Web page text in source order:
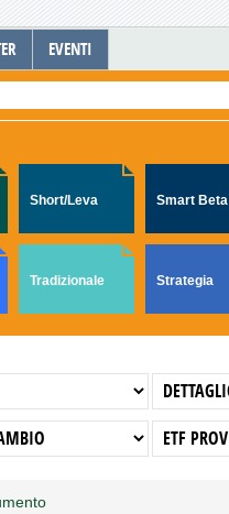
EVENTI
Short/Leva Smart Beta
Tradizionale Strategia